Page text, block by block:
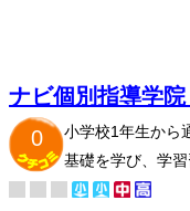
ナビ個別指導学
0
小学校1年生から
基礎を学び、学